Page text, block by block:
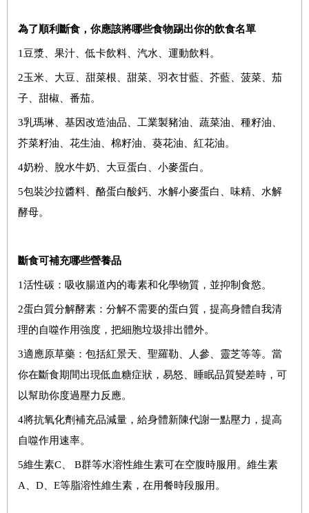
為了順利斷食，你應該將哪些食物踢出你的飲食名單
1 豆漿、果汁、低卡飲料、汽水、運動飲料。
2玉米、大豆、甜菜根、甜菜、羽衣甘藍、芥藍、菠菜、茄
子、甜椒、番茄。
3乳瑪琳、基因改造油品、工業製豬油、蔬菜油、種籽油、
芥菜籽油、花生油、棉籽油、葵花油、紅花油。
4奶粉、脫水牛奶、大豆蛋白、小麥蛋白。
5包裝沙拉醬料、酪蛋白酸鈣、水解小麥蛋白、味精、水解
酵母。
斷食可補充哪些營養品
1活性碳：吸收腸道內的毒素和化學物質，並抑制食慾。
2蛋白質分解酵素：分解不需要的蛋白質，提高身體自我清
理的自噬作用強度，把細胞垃圾排出體外。
3適應原草藥：包括紅景天、聖羅勒、人參、靈芝等等。當
你在斷食期間出現低血糖症狀，易怒、睡眠品質變差時，可
以幫助你度過壓力反應。
4將抗氧化劑補充品減量，給身體新陳代謝一點壓力，提高
自噬作用速率。
5維生素C B群等水溶性維生素可在空腹時服用。維生素
A
D E等脂溶性維生素，在用餐時段服用。